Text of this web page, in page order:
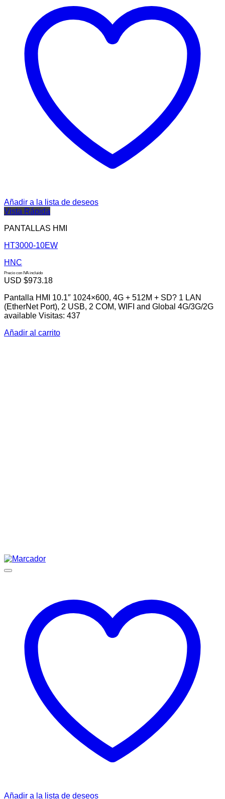
Añadir a la lista de deseos
Vista Rápida
PANTALLAS HMI
HT3000-10EW
HNC
Precio con IVA incluido
USD $973.18
Pantalla HMI 10.1″ 1024×600, 4G + 512M + SD? 1 LAN
(EtherNet Port), 2 USB, 2 COM, WIFI and Global 4G/3G/2G
available Visitas: 437
Añadir al carrito
Añadir a la lista de deseos